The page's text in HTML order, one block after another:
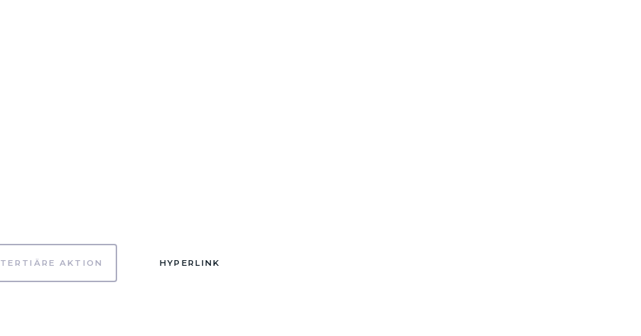
TERTIÄRE AKTION HYPERLINK